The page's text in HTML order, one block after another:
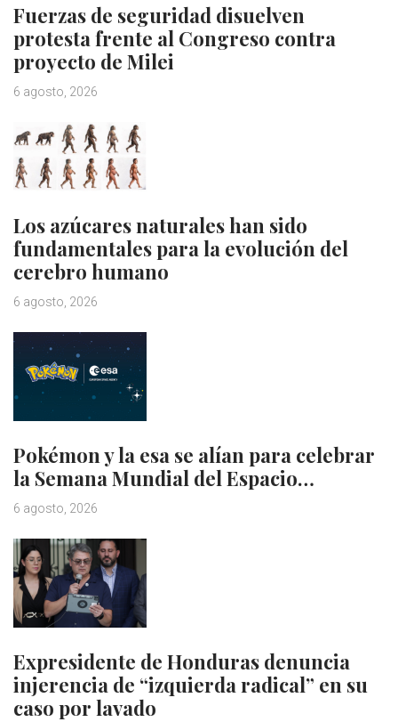
Fuerzas de seguridad disuelven
protesta frente al Congreso contra
proyecto de Milei
6 agosto, 2026
Los azúcares naturales han sido
fundamentales para la evolución del
cerebro humano
6 agosto, 2026
Pokémon y la esa se alían para celebrar
la Semana Mundial del Espacio…
6 agosto, 2026
Expresidente de Honduras denuncia
injerencia de “izquierda radical” en su
caso por lavado